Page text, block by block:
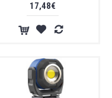
17,48€